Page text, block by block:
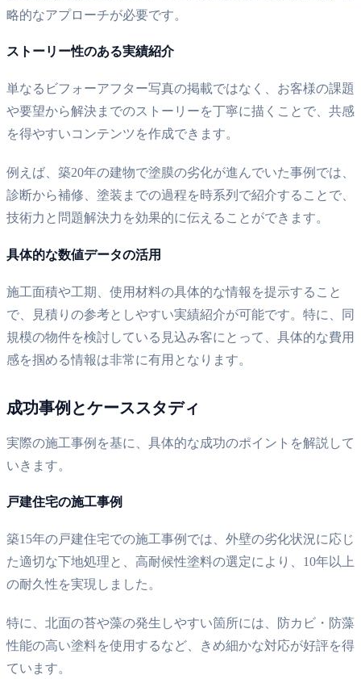
略的なアプローチが必要です。
ストーリー性のある実績紹介
単なるビフォーアフター写真の掲載ではなく、お客様の課題
や要望から解決までのストーリーを丁寧に描くことで、共感
を得やすいコンテンツを作成できます。
例えば、築20年の建物で塗膜の劣化が進んでいた事例では、
診断から補修、塗装までの過程を時系列で紹介することで、
技術力と問題解決力を効果的に伝えることができます。
具体的な数値データの活用
施工面積や工期、使用材料の具体的な情報を提示すること
で、見積りの参考としやすい実績紹介が可能です。特に、同
規模の物件を検討している見込み客にとって、具体的な費用
感を掴める情報は非常に有用となります。
成功事例とケーススタディ
実際の施工事例を基に、具体的な成功のポイントを解説して
いきます。
戸建住宅の施工事例
築15年の戸建住宅での施工事例では、外壁の劣化状況に応じ
た適切な下地処理と、高耐候性塗料の選定により、10年以上
の耐久性を実現しました。
特に、北面の苔や藻の発生しやすい箇所には、防カビ・防藻
性能の高い塗料を使用するなど、きめ細かな対応が好評を得
ています。